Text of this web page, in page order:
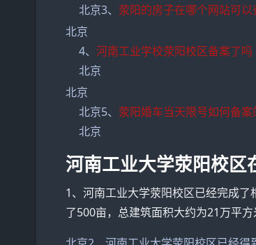
北京3、 荥阳的房子在哪个网站可
北京
4、河南工业学校荥阳校区备案了吗
北京
北京
北京5、 荥阳婚车当天限号如何备案
北京
河南工业大学荥阳校区
1、河南工业大学荥阳校区已经完成
了500亩，总建筑面积大约为21万平